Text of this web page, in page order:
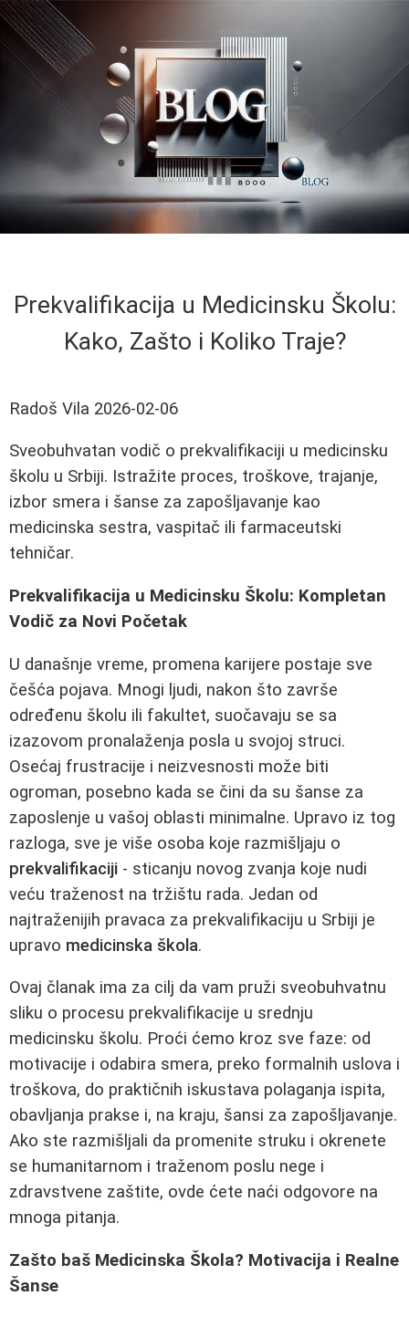
Prekvalifikacija u Medicinsku Školu:
Kako, Zašto i Koliko Traje?
Radoš Vila 2026-02-06
Sveobuhvatan vodič o prekvalifikaciji u medicinsku
školu u Srbiji. Istražite proces, troškove, trajanje,
izbor smera i šanse za zapošljavanje kao
medicinska sestra, vaspitač ili farmaceutski
tehničar.
Prekvalifikacija u Medicinsku Školu: Kompletan
Vodič za Novi Početak
U današnje vreme, promena karijere postaje sve
češća pojava. Mnogi ljudi, nakon što završe
određenu školu ili fakultet, suočavaju se sa
izazovom pronalaženja posla u svojoj struci.
Osećaj frustracije i neizvesnosti može biti
ogroman, posebno kada se čini da su šanse za
zaposlenje u vašoj oblasti minimalne. Upravo iz tog
razloga, sve je više osoba koje razmišljaju o
prekvalifikaciji - sticanju novog zvanja koje nudi
veću traženost na tržištu rada. Jedan od
najtraženijih pravaca za prekvalifikaciju u Srbiji je
upravo medicinska škola.
Ovaj članak ima za cilj da vam pruži sveobuhvatnu
sliku o procesu prekvalifikacije u srednju
medicinsku školu. Proći ćemo kroz sve faze: od
motivacije i odabira smera, preko formalnih uslova i
troškova, do praktičnih iskustava polaganja ispita,
obavljanja prakse i, na kraju, šansi za zapošljavanje.
Ako ste razmišljali da promenite struku i okrenete
se humanitarnom i traženom poslu nege i
zdravstvene zaštite, ovde ćete naći odgovore na
mnoga pitanja.
Zašto baš Medicinska Škola? Motivacija i Realne
Šanse